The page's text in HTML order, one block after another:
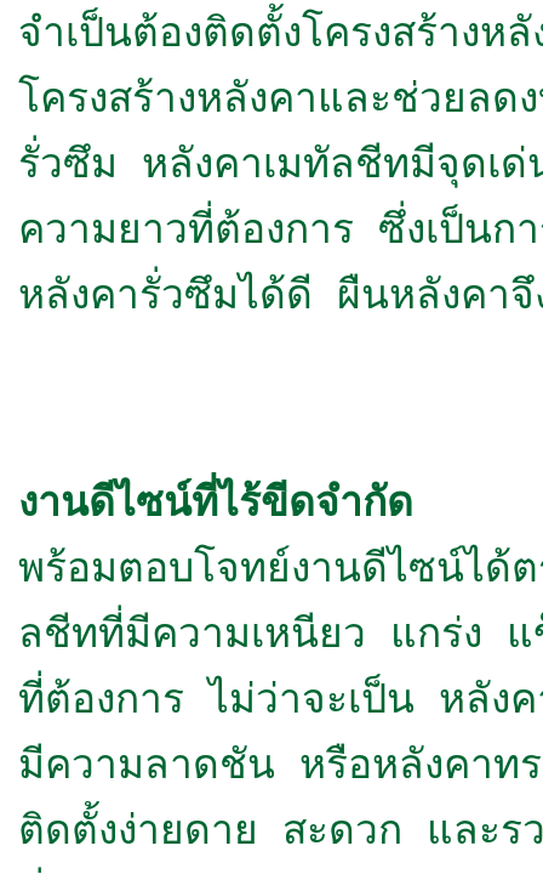
จำเป็นต้องติดตั้งโครงสร้างห
โครงสร้างหลังคาและช่วยลด
รั่วซึม หลังคาเมทัลชีทมีจุดเ
ความยาวที่ต้องการ ซึ่งเป็นก
หลังคารั่วซึมได้ดี ผืนหลังคาจึ
งานดีไซน์ที่ไร้ขีดจำกัด
พร้อมตอบโจทย์งานดีไซน์ได้
ลชีทที่มีความเหนียว แกร่ง แ
ที่ต้องการ ไม่ว่าจะเป็น หลัง
มีความลาดชัน หรือหลังคาทร
ติดตั้งง่ายดาย สะดวก และร